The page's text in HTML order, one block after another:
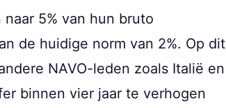
5% van hun bruto
de huidige norm van 2%. Op dit
NAVO-leden zoals Italië en
binnen vier jaar te verhogen